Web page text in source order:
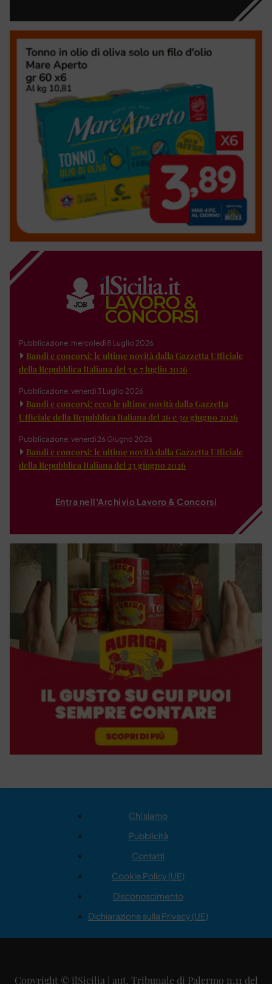
Pubblicazione: mercoledì 8 Luglio 2026
Bandi e concorsi: le ultime novità dalla Gazzetta Ufficiale
della Repubblica Italiana del 3 e 7 luglio 2026
Pubblicazione: venerdì 3 Luglio 2026
Bandi e concorsi: ecco le ultime novità dalla Gazzetta
Ufficiale della Repubblica Italiana del 26 e 30 giugno 2026
Pubblicazione: venerdì 26 Giugno 2026
Bandi e concorsi: le ultime novità dalla Gazzetta Ufficiale
della Repubblica Italiana del 23 giugno 2026
Entra nell'Archivio Lavoro & Concorsi
Chi siamo
Pubblicità
Contatti
Cookie Policy (UE)
Disconoscimento
Dichiarazione sulla Privacy (UE)
Copyright © ilSicilia | aut. Tribunale di Palermo n.11 del